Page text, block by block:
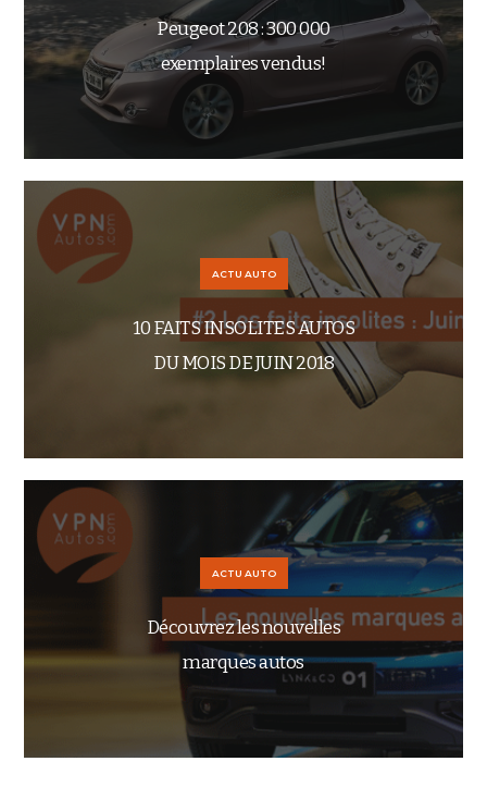
Peugeot 208 : 300 000
exemplaires vendus!
ACTU AUTO
10 FAITS INSOLITES AUTOS
DU MOIS DE JUIN 2018
ACTU AUTO
Découvrez les nouvelles
marques autos